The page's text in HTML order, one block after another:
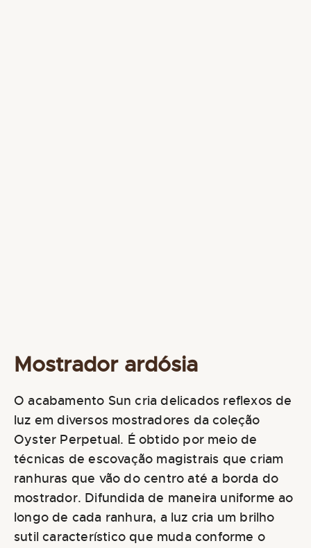
Mostrador ardósia
O acabamento Sun cria delicados reflexos de
luz em diversos mostradores da coleção
Oyster Perpetual. É obtido por meio de
técnicas de escovação magistrais que criam
ranhuras que vão do centro até a borda do
mostrador. Difundida de maneira uniforme ao
longo de cada ranhura, a luz cria um brilho
sutil característico que muda conforme o